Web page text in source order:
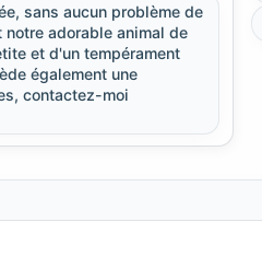
sans aucun problème de
adorable animal de
et d'un tempérament
également une
contactez-moi